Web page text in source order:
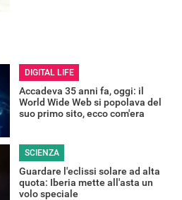
DIGITAL LIFE
Accadeva 35 anni fa, oggi: il
World Wide Web si popolava del
suo primo sito, ecco com'era
SCIENZA
Guardare l'eclissi solare ad alta
quota: Iberia mette all'asta un
volo speciale